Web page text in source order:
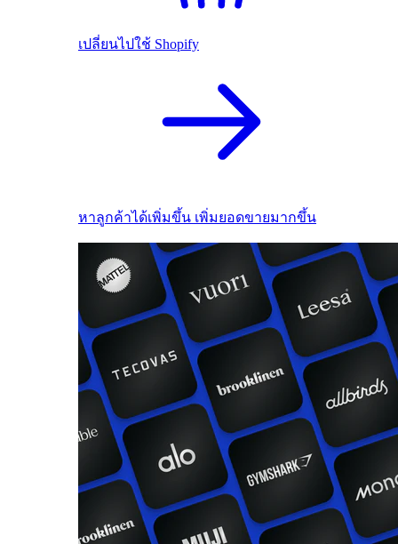
เปลี่ยนไปใช้ Shopify
หาลูกค้าได้เพิ่มขึ้น เพิ่มยอดขายมากขึ้น